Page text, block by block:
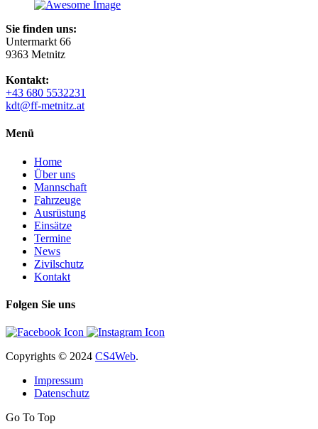
Sie finden uns:
Untermarkt 66
9363 Metnitz
Kontakt:
+43 680 5532231
kdt@ff-metnitz.at
Menü
Home
Über uns
Mannschaft
Fahrzeuge
Ausrüstung
Einsätze
Termine
News
Zivilschutz
Kontakt
Folgen Sie uns
Copyrights © 2024 CS4Web.
Impressum
Datenschutz
Go To Top